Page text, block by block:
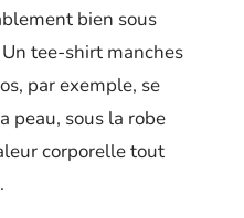
bien sous
tee-shirt manches
par exemple, se
peau, sous la robe
corporelle tout